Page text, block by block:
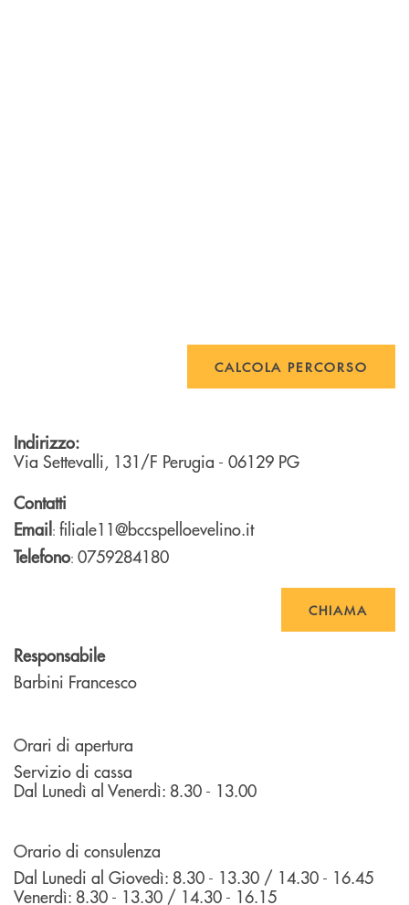
CALCOLA PERCORSO
Indirizzo:
Via Settevalli, 131/F Perugia - 06129 PG
Contatti
Email: filiale11@bccspelloevelino.it
Telefono: 0759284180
CHIAMA
Responsabile
Barbini Francesco
Orari di apertura
Servizio di cassa
Dal Lunedì al Venerdì: 8.30 - 13.00
Orario di consulenza
Dal Lunedi al Giovedì: 8.30 - 13.30 / 14.30 - 16.45
Venerdì: 8.30 - 13.30 / 14.30 - 16.15